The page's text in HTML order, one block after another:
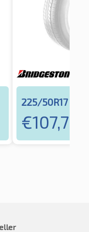
225/50R17 98Y
€107,70